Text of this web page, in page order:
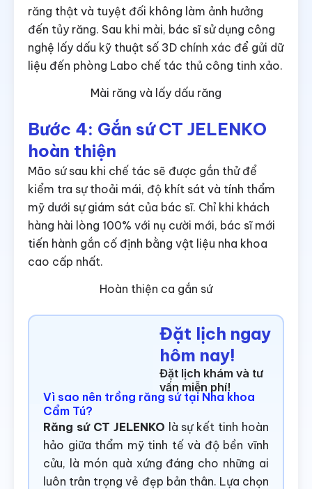
răng thật và tuyệt đối không làm ảnh hưởng
đến tủy răng. Sau khi mài, bác sĩ sử dụng công
nghệ lấy dấu kỹ thuật số 3D chính xác để gửi dữ
liệu đến phòng Labo chế tác thủ công tinh xảo.
Mài răng và lấy dấu răng
Bước 4: Gắn sứ CT JELENKO
hoàn thiện
Mão sứ sau khi chế tác sẽ được gắn thử để
kiểm tra sự thoải mái, độ khít sát và tính thẩm
mỹ dưới sự giám sát của bác sĩ. Chỉ khi khách
hàng hài lòng 100% với nụ cười mới, bác sĩ mới
tiến hành gắn cố định bằng vật liệu nha khoa
cao cấp nhất.
Hoàn thiện ca gắn sứ
Đặt lịch ngay
hôm nay!
Đặt lịch khám và tư
vấn miễn phí!
Vì sao nên trồng răng sứ tại Nha khoa
Cẩm Tú?
Răng sứ CT JELENKO là sự kết tinh hoàn
hảo giữa thẩm mỹ tinh tế và độ bền vĩnh
cửu, là món quà xứng đáng cho những ai
luôn trân trọng vẻ đẹp bản thân. Lựa chọn